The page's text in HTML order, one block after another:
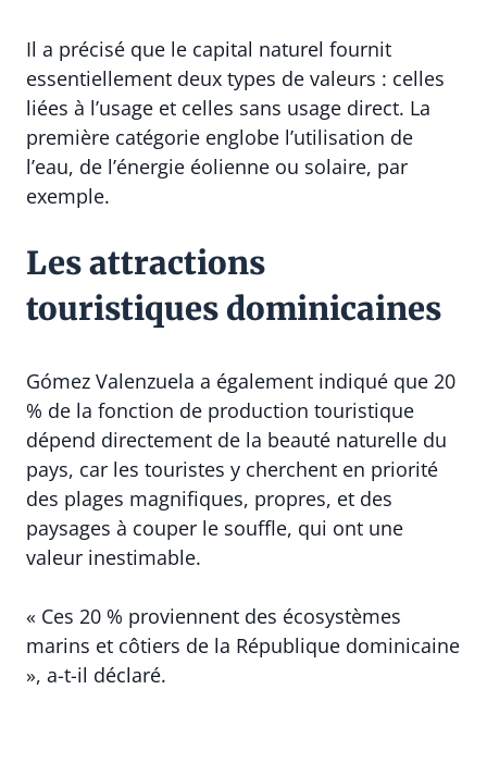
Il a précisé que le capital naturel fournit
essentiellement deux types de valeurs : celles
liées à l’usage et celles sans usage direct. La
première catégorie englobe l’utilisation de
l’eau, de l’énergie éolienne ou solaire, par
exemple.
Les attractions
touristiques dominicaines
Gómez Valenzuela a également indiqué que 20
% de la fonction de production touristique
dépend directement de la beauté naturelle du
pays, car les touristes y cherchent en priorité
des plages magnifiques, propres, et des
paysages à couper le souffle, qui ont une
valeur inestimable.
« Ces 20 % proviennent des écosystèmes
marins et côtiers de la République dominicaine
», a-t-il déclaré.